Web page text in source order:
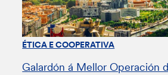
ÉTICA E COOPERATIVA
Galardón á Mellor Operación